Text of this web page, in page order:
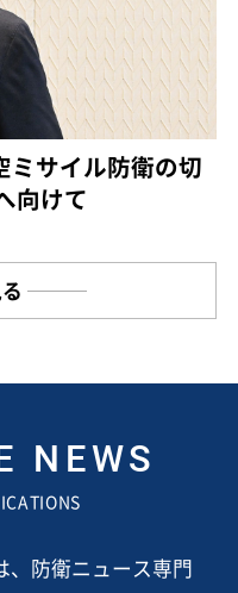
ミサイル防衛の切
向けて
NEWS
、防衛ニュース専門